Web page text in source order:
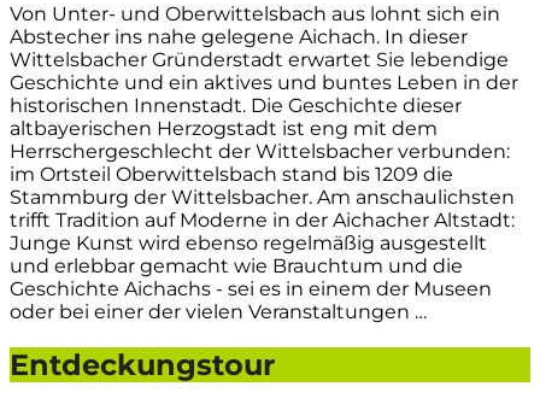
Von Unter- und Oberwittelsbach aus lohnt sich ein
Abstecher ins nahe gelegene Aichach. In dieser
Wittelsbacher Gründerstadt erwartet Sie lebendige
Geschichte und ein aktives und buntes Leben in der
historischen Innenstadt. Die Geschichte dieser
altbayerischen Herzogstadt ist eng mit dem
Herrschergeschlecht der Wittelsbacher verbunden:
im Ortsteil Oberwittelsbach stand bis 1209 die
Stammburg der Wittelsbacher. Am anschaulichsten
trifft Tradition auf Moderne in der Aichacher Altstadt:
Junge Kunst wird ebenso regelmäßig ausgestellt
und erlebbar gemacht wie Brauchtum und die
Geschichte Aichachs - sei es in einem der Museen
oder bei einer der vielen Veranstaltungen …
Entdeckungstour